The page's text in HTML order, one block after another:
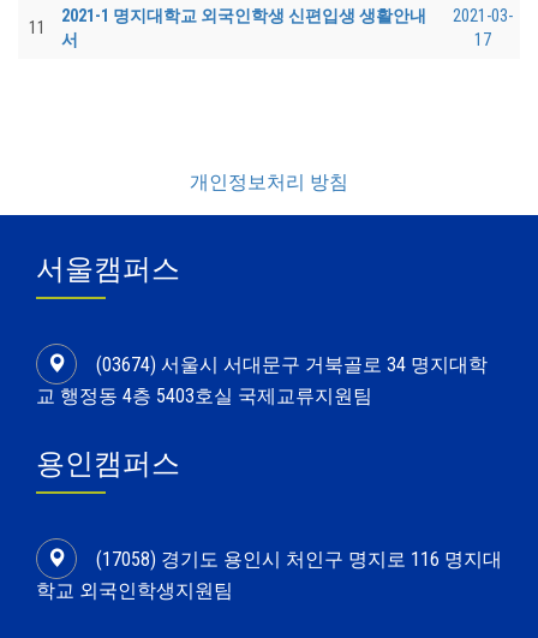
11
2021-1 명지대학교 외국인학생 신편입생 생활안내
서
2021-03-
17
개인정보처리 방침
서울캠퍼스
(03674) 서울시 서대문구 거북골로 34 명지대학
교 행정동 4층 5403호실 국제교류지원팀
용인캠퍼스
(17058) 경기도 용인시 처인구 명지로 116 명지대
학교 외국인학생지원팀